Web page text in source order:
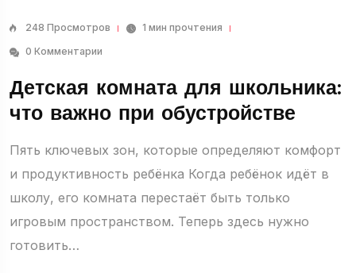
248 Просмотров
1 мин прочтения
0 Комментарии
Детская комната для школьника:
что важно при обустройстве
Пять ключевых зон, которые определяют комфорт
и продуктивность ребёнка Когда ребёнок идёт в
школу, его комната перестаёт быть только
игровым пространством. Теперь здесь нужно
готовить…